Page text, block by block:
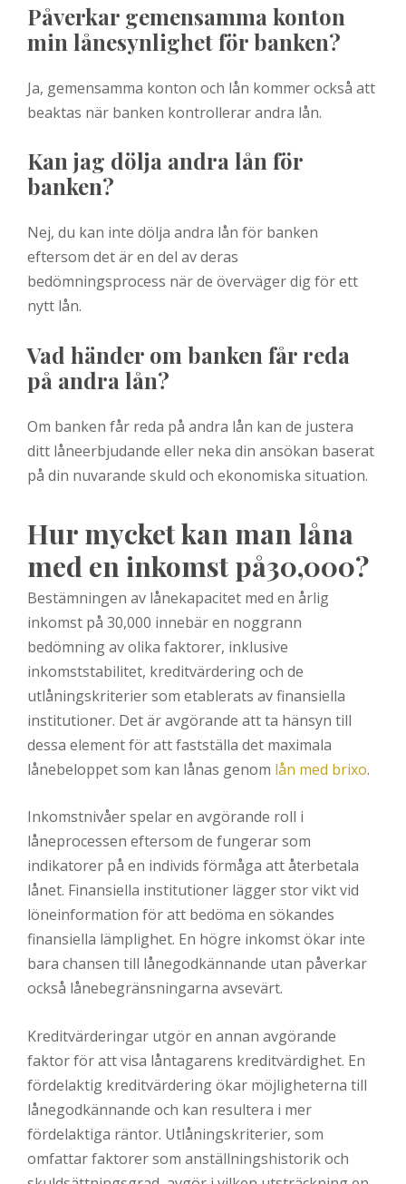
Påverkar gemensamma konton
min lånesynlighet för banken?
Ja, gemensamma konton och lån kommer också att
beaktas när banken kontrollerar andra lån.
Kan jag dölja andra lån för
banken?
Nej, du kan inte dölja andra lån för banken
eftersom det är en del av deras
bedömningsprocess när de överväger dig för ett
nytt lån.
Vad händer om banken får reda
på andra lån?
Om banken får reda på andra lån kan de justera
ditt låneerbjudande eller neka din ansökan baserat
på din nuvarande skuld och ekonomiska situation.
Hur mycket kan man låna
med en inkomst på30,000?
Bestämningen av lånekapacitet med en årlig
inkomst på 30,000 innebär en noggrann
bedömning av olika faktorer, inklusive
inkomststabilitet, kreditvärdering och de
utlåningskriterier som etablerats av finansiella
institutioner. Det är avgörande att ta hänsyn till
dessa element för att fastställa det maximala
lånebeloppet som kan lånas genom lån med brixo.
Inkomstnivåer spelar en avgörande roll i
låneprocessen eftersom de fungerar som
indikatorer på en individs förmåga att återbetala
lånet. Finansiella institutioner lägger stor vikt vid
löneinformation för att bedöma en sökandes
finansiella lämplighet. En högre inkomst ökar inte
bara chansen till lånegodkännande utan påverkar
också lånebegränsningarna avsevärt.
Kreditvärderingar utgör en annan avgörande
faktor för att visa låntagarens kreditvärdighet. En
fördelaktig kreditvärdering ökar möjligheterna till
lånegodkännande och kan resultera i mer
fördelaktiga räntor. Utlåningskriterier, som
omfattar faktorer som anställningshistorik och